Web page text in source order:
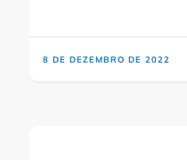
8 DE DEZEMBRO DE 2022